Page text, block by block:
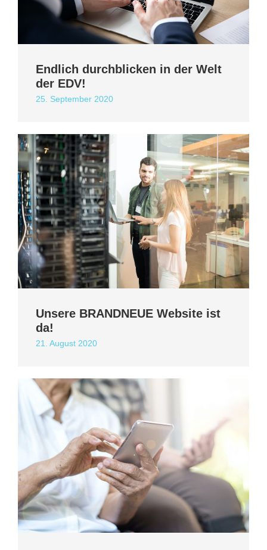
Endlich durchblicken in der Welt
der EDV!
25. September 2020
Unsere BRANDNEUE Website ist
da!
21. August 2020